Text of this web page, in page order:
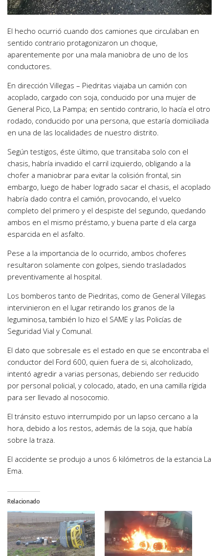
El hecho ocurrió cuando dos camiones que circulaban en
sentido contrario protagonizaron un choque,
aparentemente por una mala maniobra de uno de los
conductores.
En dirección Villegas – Piedritas viajaba un camión con
acoplado, cargado con soja, conducido por una mujer de
General Pico, La Pampa; en sentido contrario, lo hacía el otro
rodado, conducido por una persona, que estaría domiciliada
en una de las localidades de nuestro distrito.
Según testigos, éste último, que transitaba solo con el
chasis, habría invadido el carril izquierdo, obligando a la
chofer a maniobrar para evitar la colisión frontal, sin
embargo, luego de haber logrado sacar el chasis, el acoplado
habría dado contra el camión, provocando, el vuelco
completo del primero y el despiste del segundo, quedando
ambos en el mismo préstamo, y buena parte d ela carga
esparcida en el asfalto.
Pese a la importancia de lo ocurrido, ambos choferes
resultaron solamente con golpes, siendo trasladados
preventivamente al hospital.
Los bomberos tanto de Piedritas, como de General Villegas
intervinieron en el lugar retirando los granos de la
leguminosa, también lo hizo el SAME y las Policías de
Seguridad Vial y Comunal.
El dato que sobresale es el estado en que se encontraba el
conductor del Ford 600, quien fuera de si, alcoholizado,
intentó agredir a varias personas, debiendo ser reducido
por personal policial, y colocado, atado, en una camilla rígida
para ser llevado al nosocomio.
El tránsito estuvo interrumpido por un lapso cercano a la
hora, debido a los restos, además de la soja, que había
sobre la traza.
El accidente se produjo a unos 6 kilómetros de la estancia La
Ema.
Relacionado